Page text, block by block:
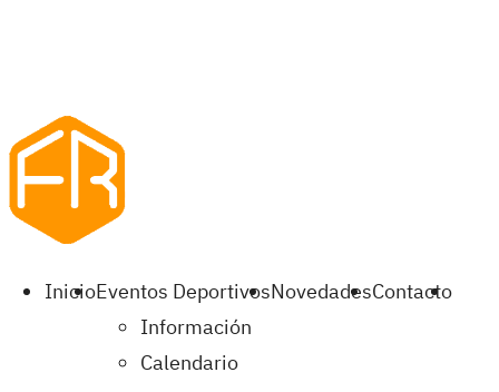
InicioEventos Deportivos
Información
Calendario
NovedadesContacto